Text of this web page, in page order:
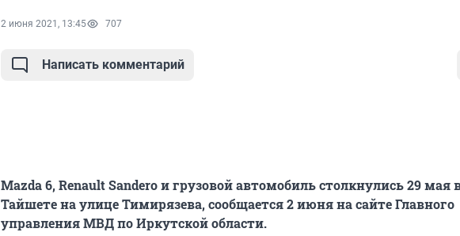
2 июня 2021, 13:45 707
Написать комментарий
Mazda 6, Renault Sandero и грузовой автомобиль столкнулись 29 мая
Тайшете на улице Тимирязева, сообщается 2 июня на сайте Главного
управления МВД по Иркутской области.